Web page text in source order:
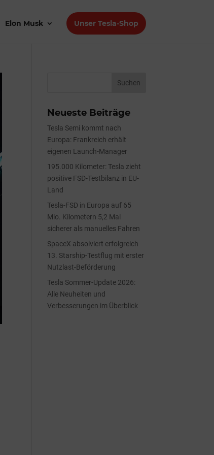
Elon Musk Unser Tesla-Shop
Neueste Beiträge
Tesla Semi kommt nach
Europa: Frankreich erhält
eigenen Launch-Manager
195.000 Kilometer: Tesla zieht
positive FSD-Testbilanz in EU-
Land
Tesla-FSD in Europa auf 65
Mio. Kilometern 5,2 Mal
sicherer als manuelles Fahren
SpaceX absolviert erfolgreich
13. Starship-Testflug mit erster
Nutzlast-Beförderung
Tesla Sommer-Update 2026:
Alle Neuheiten und
Verbesserungen im Überblick